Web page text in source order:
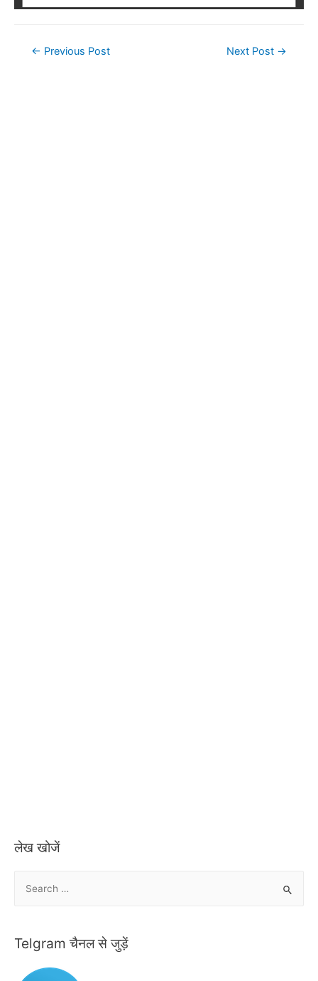
Post← Previous Post Next Post →
लेख खोजें
rTelgram चैनल से जुड़ें